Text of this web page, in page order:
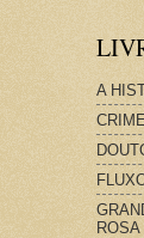
A
ROSA